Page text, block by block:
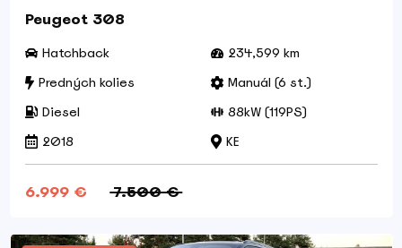
Peugeot 308
Hatchback
234,599 km
Predných kolies
Manuál (6 st.)
Diesel
88kW (119PS)
2018
KE
6.999 € 7.500 €